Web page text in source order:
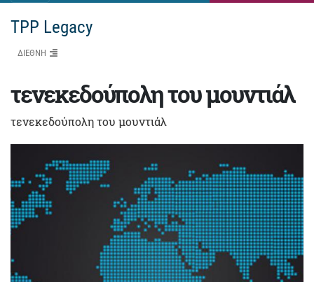
TPP Legacy
ΔΙΕΘΝΗ
τενεκεδούπολη του μουντιάλ
τενεκεδούπολη του μουντιάλ